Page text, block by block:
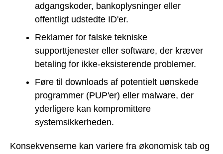
adgangskoder, bankoplysninger eller
offentligt udstedte ID'er.
Reklamer for falske tekniske
supporttjenester eller software, der kræver
betaling for ikke-eksisterende problemer.
Føre til downloads af potentielt uønskede
programmer (PUP'er) eller malware, der
yderligere kan kompromittere
systemsikkerheden.
Konsekvenserne kan variere fra økonomisk tab og